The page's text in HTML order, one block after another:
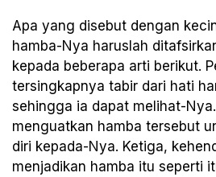
Apa yang disebut dengan kecintaan Allah kepada
hamba-Nya haruslah
kepada beberapa arti berikut.
tersingkapnya tabir dari hati
sehingga ia dapat melihat-
menguatkan hamba tersebut
diri kepada-Nya. Ketiga,
menjadikan hamba itu seperti